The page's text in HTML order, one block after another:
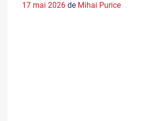
17 mai 2026 de Mihai Purice